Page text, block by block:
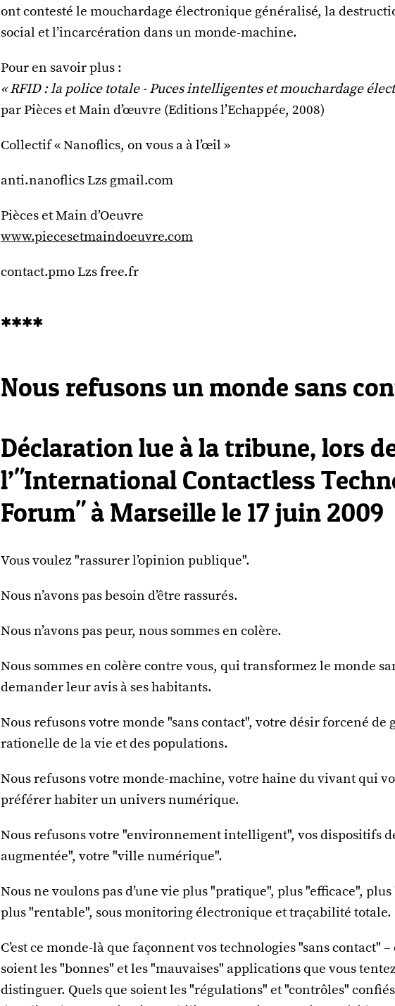
ont contesté le mouchardage électronique généralisé, la
social et l’incarcération dans un monde-machine.
Pour en savoir plus :
« RFID : la police totale - Puces intelligentes et mouchardage
par Pièces et Main d’œuvre (Editions l’Echappée, 2008)
Collectif « Nanoflics, on vous a à l’œil »
anti.nanoflics Lzs gmail.com
Pièces et Main d’Oeuvre
www.piecesetmaindoeuvre.com
contact.pmo Lzs free.fr
****
Nous refusons un monde sans
Déclaration lue à la tribune, lors
l’"International Contactless
Forum" à Marseille le 17 juin 2009
Vous voulez "rassurer l’opinion publique".
Nous n’avons pas besoin d’être rassurés.
Nous n’avons pas peur, nous sommes en colère.
Nous sommes en colère contre vous, qui transformez le monde
demander leur avis à ses habitants.
Nous refusons votre monde "sans contact", votre désir forcené de
rationelle de la vie et des populations.
Nous refusons votre monde-machine, votre haine du vivant qui
préférer habiter un univers numérique.
Nous refusons votre "environnement intelligent", vos dispositifs
augmentée", votre "ville numérique".
Nous ne voulons pas d’une vie plus "pratique", plus "efficace",
plus "rentable", sous monitoring électronique et traçabilité totale.
C’est ce monde-là que façonnent vos technologies "sans contact"
soient les "bonnes" et les "mauvaises" applications que vous
distinguer. Quels que soient les "régulations" et "contrôles"